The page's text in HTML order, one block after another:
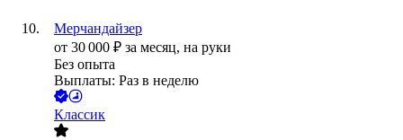
Мерчандайзер
от 30 000 ₽ за месяц, на руки
Без опыта
Выплаты: Раз в неделю
Классик